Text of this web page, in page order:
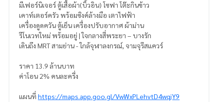
มีเฟอร์นิเจอร์ ตู้เสื้อผ้า(บิ้วอิน) โซฟา โต๊ะกินข้าว
เคาท์เตอร์ครัว พร้อมซิงค์ล้างมือ เตาไฟฟ้า
เครื่องดูดควัน ตู้เย็น เครื่องปรับอากาศ ผ้าม่าน
รีโนเวทใหม่ พร้อมอยู่ | ใจกลางสี่พระยา – บางรัก
เดินถึง MRT สามย่าน - ใกล้จุฬาลงกรณ์, จามจุรีสแควร์
ราคา 13.9 ล้านบาท
ค่าโอน 2% คนละครึ่ง
แผนที่ https://maps.app.goo.gl/VwWxPLehvtD4wqjY9